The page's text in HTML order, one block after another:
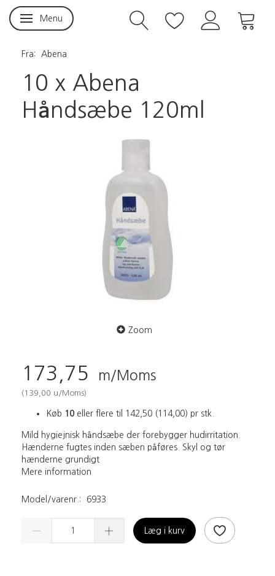
Skifte navigation
Menu
Fra: Abena
10 x Abena
Håndsæbe 120ml
Zoom
173,75 m/Moms
(139,00 u/Moms)
Køb 10 eller flere til 142,50 (114,00) pr stk.
Mild hygiejnisk håndsæbe der forebygger hudirritation.
Hænderne fugtes inden sæben påføres. Skyl og tør
hænderne grundigt
Mere information
Model/varenr.: 6933
Læg i kurv